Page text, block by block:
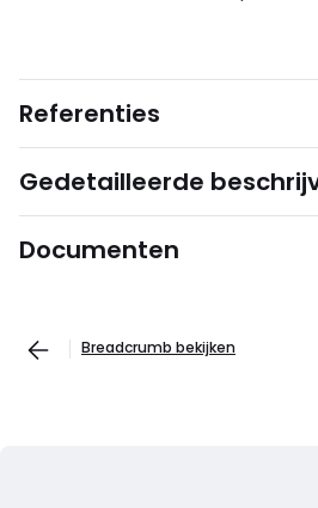
Referenties
Gedetailleerde
Documenten
Breadcrumb bekijken